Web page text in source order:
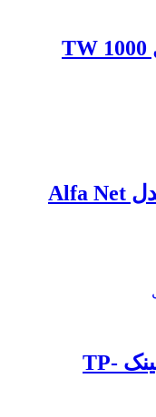
کارت شبکه USB بی سیم مدل Alfa Net
کارت شبکه اینترنال تی پی لینک TP-